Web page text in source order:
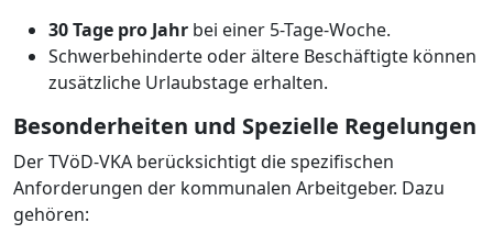
30 Tage pro Jahr bei einer 5-Tage-Woche.
Schwerbehinderte oder ältere Beschäftigte können
zusätzliche Urlaubstage erhalten.
Besonderheiten und Spezielle Regelungen
Der TVöD-VKA berücksichtigt die spezifischen
Anforderungen der kommunalen Arbeitgeber. Dazu
gehören: